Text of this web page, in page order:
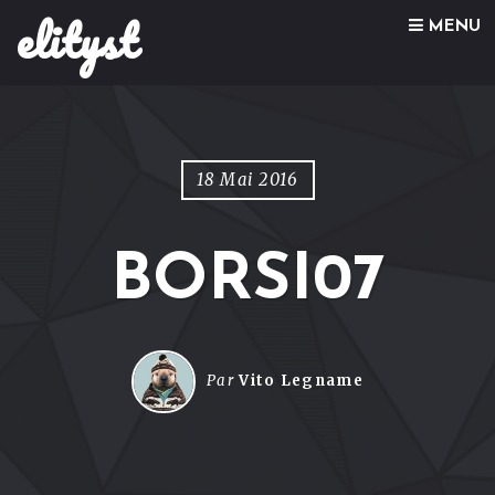
elityst MENU
Skip to content
18 Mai 2016
BORSI07
ParVito Legname